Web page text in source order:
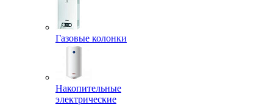
Газовые колонки
Накопительные
электрические